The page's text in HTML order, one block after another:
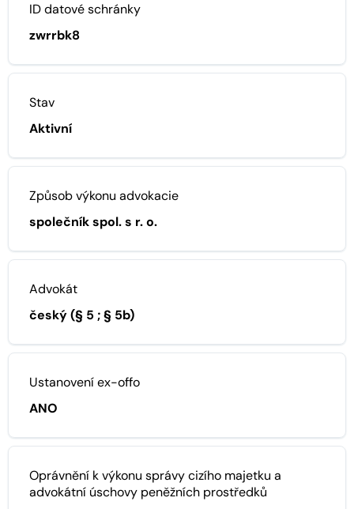
ID datové schránky
zwrrbk8
Stav
Aktivní
Způsob výkonu advokacie
společník spol. s r. o.
Advokát
český (§ 5 ; § 5b)
Ustanovení ex-offo
ANO
Oprávnění k výkonu správy cizího majetku a
advokátní úschovy peněžních prostředků